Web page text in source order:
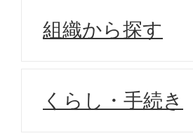
組織から探す
くらし・手続き